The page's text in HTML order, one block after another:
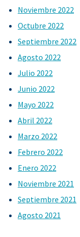
Noviembre 2022
Octubre 2022
Septiembre 2022
Agosto 2022
Julio 2022
Junio 2022
Mayo 2022
Abril 2022
Marzo 2022
Febrero 2022
Enero 2022
Noviembre 2021
Septiembre 2021
Agosto 2021